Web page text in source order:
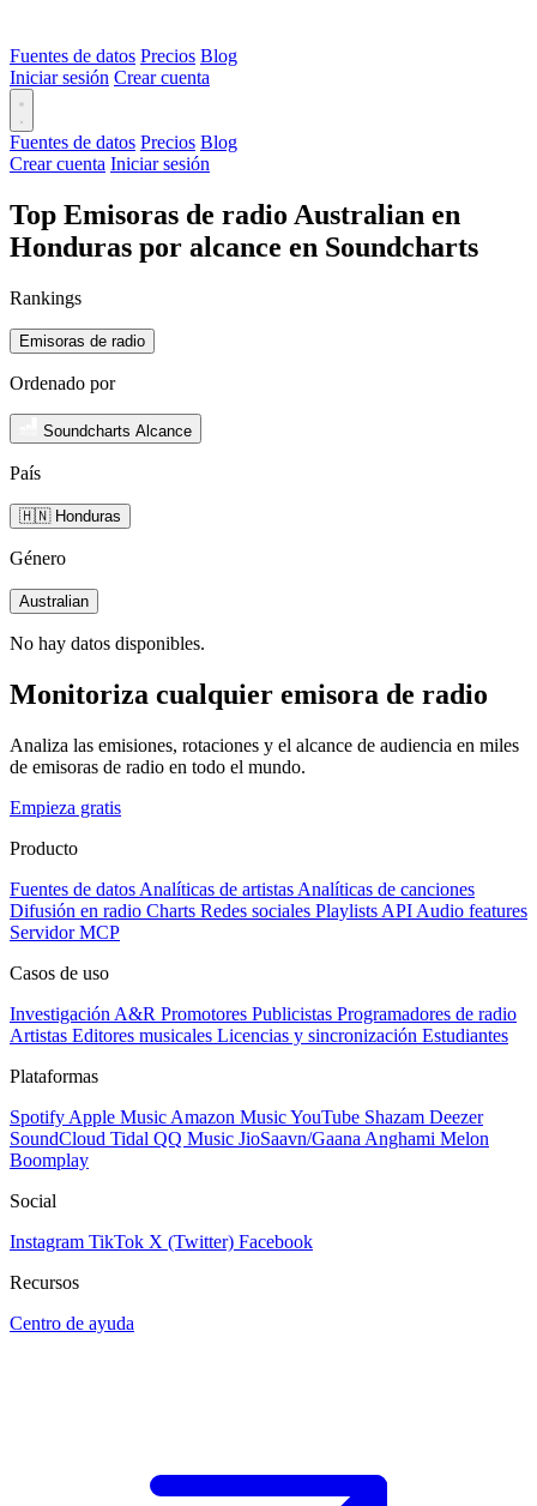
Fuentes de datos Precios Blog
Iniciar sesión Crear cuenta
Fuentes de datos Precios Blog
Crear cuenta Iniciar sesión
Top Emisoras de radio Australian en
Honduras por alcance en Soundcharts
Rankings
Emisoras de radio
Ordenado por
Soundcharts Alcance
País
🇭🇳 Honduras
Género
Australian
No hay datos disponibles.
Monitoriza cualquier emisora de radio
Analiza las emisiones, rotaciones y el alcance de audiencia en miles
de emisoras de radio en todo el mundo.
Empieza gratis
Producto
Fuentes de datos Analíticas de artistas Analíticas de canciones
Difusión en radio Charts Redes sociales Playlists API Audio features
Servidor MCP
Casos de uso
Investigación A&R Promotores Publicistas Programadores de radio
Artistas Editores musicales Licencias y sincronización Estudiantes
Plataformas
Spotify Apple Music Amazon MusicYouTube Shazam Deezer
SoundCloud Tidal QQ Music JioSaavn/Gaana Anghami Melon
Boomplay
Social
Instagram TikTok X (Twitter) Facebook
Recursos
Centro de ayuda